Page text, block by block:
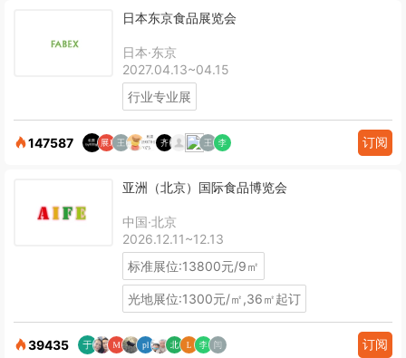
日本东京食品展览会
日本·东京
2027.04.13~04.15
行业专业展
147587 订阅
亚洲（北京）国际食品博览会
中国·北京
2026.12.11~12.13
标准展位:13800元/9㎡
光地展位:1300元/㎡,36㎡起订
39435 订阅